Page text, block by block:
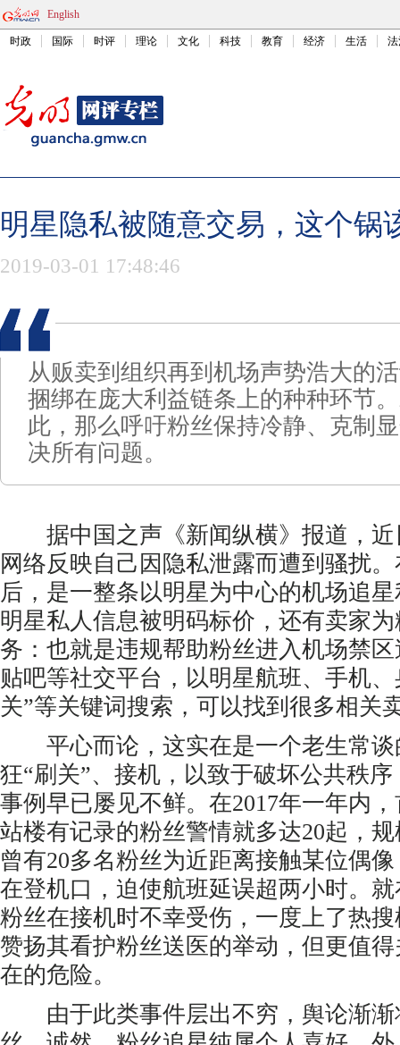
English
时政 国际 时评 理论 文化 科技 教育 经济 生活
明星隐私被随意交易，这个锅
2019-03-01 17:48:46
从贩卖到组织再到机场声势浩大的
捆绑在庞大利益链条上的种种环节
此，那么呼吁粉丝保持冷静、克制
决所有问题。
据中国之声《新闻纵横》报道，近
网络反映自己因隐私泄露而遭到骚扰
后，是一整条以明星为中心的机场追
明星私人信息被明码标价，还有卖家
务：也就是违规帮助粉丝进入机场禁
贴吧等社交平台，以明星航班、手机
关”等关键词搜索，可以找到很多相关
平心而论，这实在是一个老生常谈
狂“刷关”、接机，以致于破坏公共秩
事例早已屡见不鲜。在2017年一年内
站楼有记录的粉丝警情就多达20起，
曾有20多名粉丝为近距离接触某位偶
在登机口，迫使航班延误超两小时。
粉丝在接机时不幸受伤，一度上了热
赞扬其看护粉丝送医的举动，但更值
在的危险。
由于此类事件层出不穷，舆论渐渐